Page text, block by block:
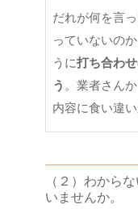
だれが何を言
っていないの
うに打ち合わ
う 。業者さん
内容に食い違
（２）わから
いませんか。